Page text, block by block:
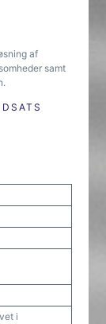
af
samt
i